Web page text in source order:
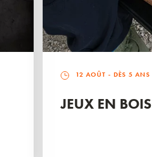
12 AOÛT - DÈS 5 ANS
JEUX EN BOIS